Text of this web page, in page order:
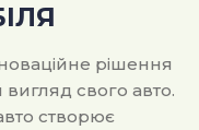
рішення
вигляд свого авто.
створює